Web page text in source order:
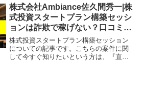
想をやめれば勝てる」というキャッチコ
ピーで注目を集める『予想...
株式会社Ambiance佐久間秀一|株
式投資スタートプラン構築セッシ
ョンは詐欺で稼げない？口コミや
評判を徹底調査しました！
株式投資スタートプラン構築セッション
についての記事です。こちらの案件に関
して今すぐ知りたいという方は、『直接